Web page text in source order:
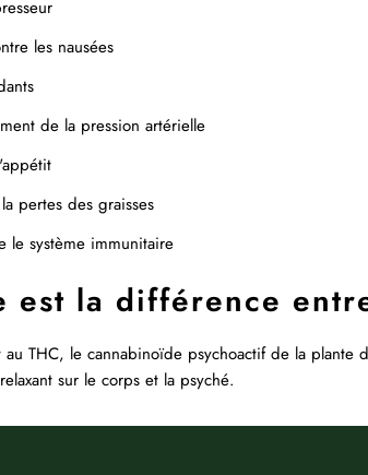
les nausées
de la pression artérielle
pertes des graisses
le système immunitaire
est la différence
au THC, le cannabinoïde psychoactif de la
sur le corps et la psyché.